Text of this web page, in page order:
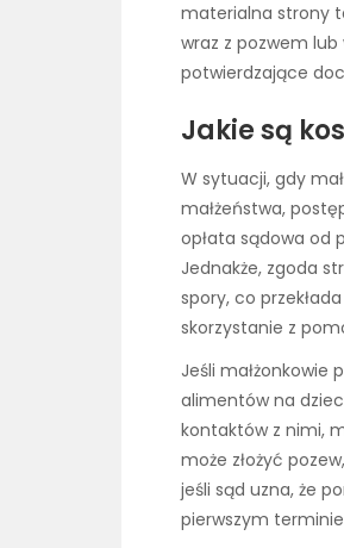
materialna strony
wraz z pozwem
potwierdzające
Jakie są
W sytuacji, gdy
małżeństwa,
opłata sądowa od
Jednakże, zgoda
spory, co
skorzystanie z
Jeśli małżonkowie
alimentów na
kontaktów z nimi,
może złożyć
jeśli sąd uzna, że
pierwszym